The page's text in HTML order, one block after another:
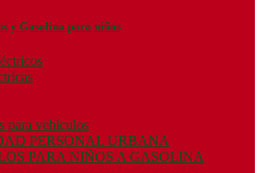
y Gasolina para niños
para vehículos
PERSONAL URBANA
PARA NIÑOS A GASOLINA